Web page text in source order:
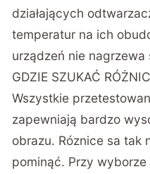
działających
temperatur na ich
urządzeń nie nagrzewa
GDZIE SZUKAĆ
Wszystkie
zapewniają bardzo
obrazu. Róznice sa tak
pominąć. Przy